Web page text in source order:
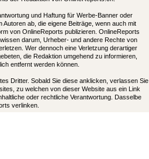
und Haftung für Werbe-Banner oder
ab, die eigene Beiträge, wenn auch mit
von OnlineReports publizieren. OnlineReports
darum, Urheber- und andere Rechte von
Wer dennoch eine Verletzung derartiger
die Redaktion umgehend zu informieren,
entfernt werden können.
Dritter. Sobald Sie diese anklicken, verlassen Sie
zu welchen von dieser Website aus ein Link
oder rechtliche Verantwortung. Dasselbe
verlinken.